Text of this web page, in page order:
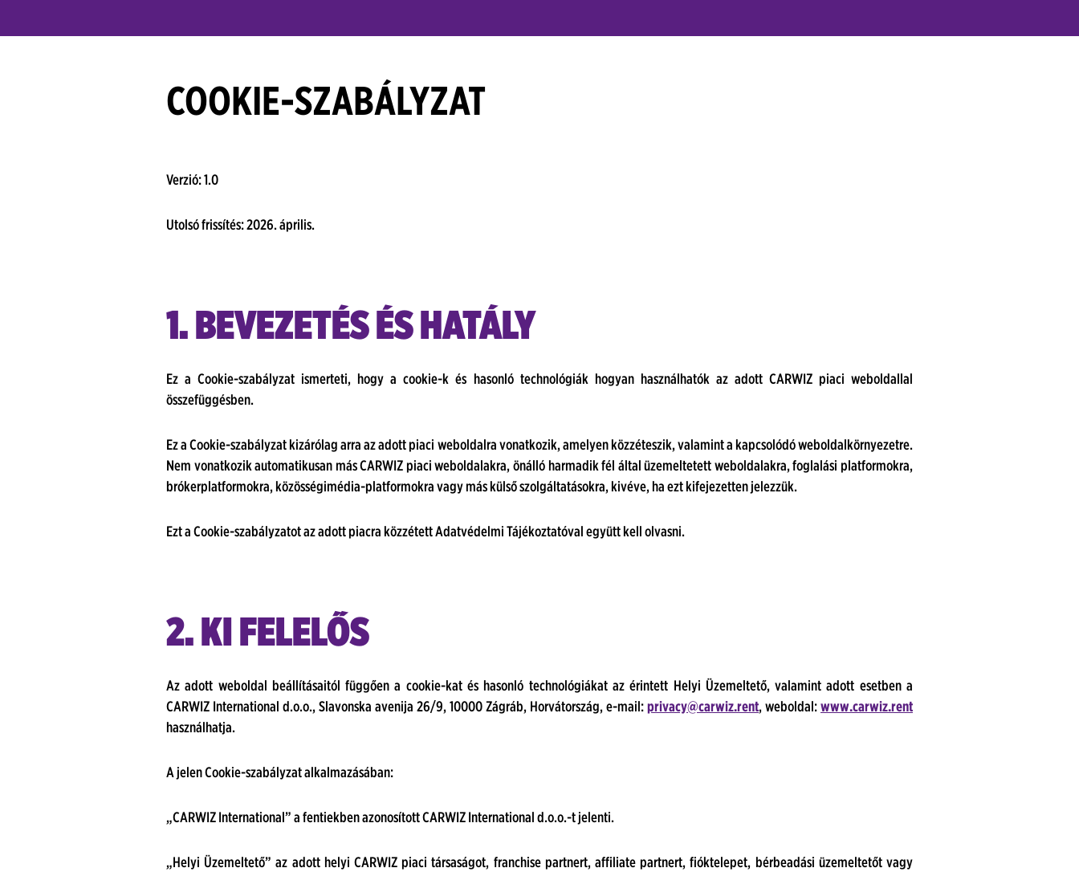
COOKIE-SZABÁLYZAT
Verzió: 1.0
Utolsó frissítés: 2026. április.
1. BEVEZETÉS ÉS HATÁLY
Ez a Cookie-szabályzat ismerteti, hogy a cookie-k és hasonló technológiák hogyan használhatók az adott CARWIZ piaci weboldallal
összefüggésben.
Ez a Cookie-szabályzat kizárólag arra az adott piaci weboldalra vonatkozik, amelyen közzéteszik, valamint a kapcsolódó weboldalkörnyezetre.
Nem vonatkozik automatikusan más CARWIZ piaci weboldalakra, önálló harmadik fél által üzemeltetett weboldalakra, foglalási platformokra,
brókerplatformokra, közösségimédia-platformokra vagy más külső szolgáltatásokra, kivéve, ha ezt kifejezetten jelezzük.
Ezt a Cookie-szabályzatot az adott piacra közzétett Adatvédelmi Tájékoztatóval együtt kell olvasni.
2. KI FELELŐS
Az adott weboldal beállításaitól függően a cookie-kat és hasonló technológiákat az érintett Helyi Üzemeltető, valamint adott esetben a
CARWIZ International d.o.o., Slavonska avenija 26/9, 10000 Zágráb, Horvátország, e-mail:privacy@carwiz.rent, weboldal:www.carwiz.rent
használhatja.
A jelen Cookie-szabályzat alkalmazásában:
„CARWIZ International” a fentiekben azonosított CARWIZ International d.o.o.-t jelenti.
„Helyi Üzemeltető” az adott helyi CARWIZ piaci társaságot, franchise partnert, affiliate partnert, fióktelepet, bérbeadási üzemeltetőt vagy